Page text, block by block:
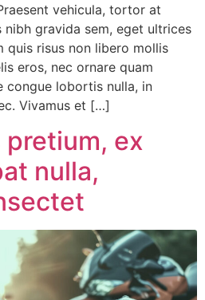
vehicula, tortor at
nibh gravida sem, eget ultrices
quis risus non libero mollis
eros, nec ornare quam
congue lobortis nulla, in
Vivamus et […]
ex
nulla,